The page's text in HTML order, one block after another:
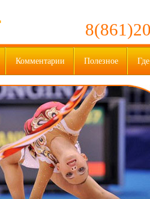
Комментарии Полезное